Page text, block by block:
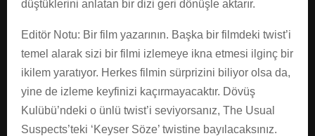
düştüklerini anlatan bir dizi geri dönüşle aktarır.
Editör Notu: Bir film yazarının. Başka bir filmdeki twist’i
temel alarak sizi bir filmi izlemeye ikna etmesi ilginç bir
ikilem yaratıyor. Herkes filmin sürprizini biliyor olsa da,
yine de izleme keyfinizi kaçırmayacaktır. Dövüş
Kulübü’ndeki o ünlü twist’i seviyorsanız, The Usual
Suspects’teki ‘Keyser Söze’ twistine bayılacaksınız.